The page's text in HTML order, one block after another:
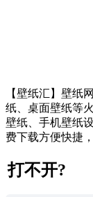
【壁纸汇】壁纸
纸、桌面壁纸等
壁纸、手机壁纸
费下载方便快捷
打不开?